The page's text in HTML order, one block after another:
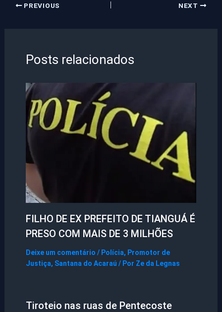
PREVIOUS NEXT
Posts relacionados
FILHO DE EX PREFEITO DE TIANGUÁ É
PRESO COM MAIS DE 3 MILHÕES
Deixe um comentário / Polícia, Promotor de
Justiça, Santana do Acaraú / Por Ze da Legnas
Tiroteio nas ruas de Pentecoste